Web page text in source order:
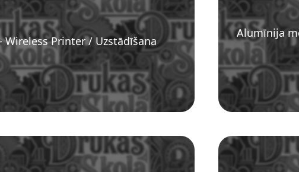
Wireless Printer / Uzstādīšana
Alumīnija